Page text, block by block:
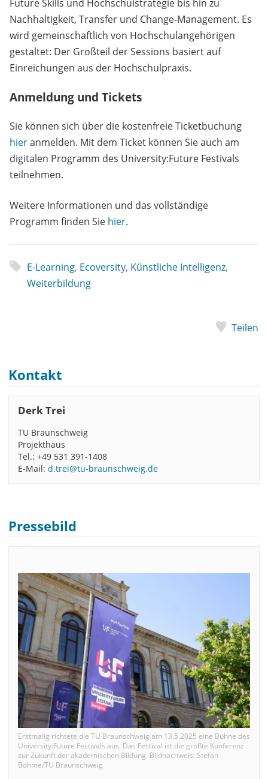
Future Skills und Hochschulstrategie bis hin zu
Nachhaltigkeit, Transfer und Change-Management. Es
wird gemeinschaftlich von Hochschulangehörigen
gestaltet: Der Großteil der Sessions basiert auf
Einreichungen aus der Hochschulpraxis.
Anmeldung und Tickets
Sie können sich über die kostenfreie Ticketbuchung
hieranmelden. Mit dem Ticket können Sie auch am
digitalen Programm des University:Future Festivals
teilnehmen.
Weitere Informationen und das vollständige
Programm finden Sie hier.
E-Learning, Ecoversity, Künstliche Intelligenz,
Weiterbildung
Teilen
Kontakt
Derk Trei
TU Braunschweig
Projekthaus
Tel.: +49 531 391-1408
E-Mail: d.trei@tu-braunschweig.de
Pressebild
Erstmalig richtete die TU Braunschweig am 13.5.2025 eine Bühne des
University:Future Festivals aus. Das Festival ist die größte Konferenz
zur Zukunft der akademischen Bildung. Bildnachweis: Stefan
Böhme/TU Braunschweig